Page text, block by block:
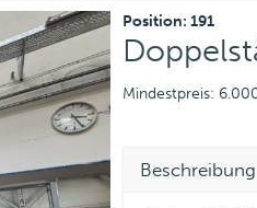
Position: 191
Mindestpreis:
Beschreibung